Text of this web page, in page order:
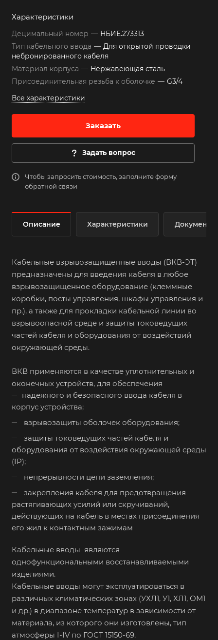
Характеристики
Децимальный номер — НБИЕ.273313
Тип кабельного ввода — Для открытой проводки
небронированного кабеля
Материал корпуса — Нержавеющая сталь
Присоединительная резьба к оболочке — G3/4
Все характеристики
Заказать
Задать вопрос
Чтобы запросить стоимость, заполните форму
обратной связи
Описание Характеристики Документы
Кабельные взрывозащищенные вводы (ВКВ-ЭТ)
предназначены для введения кабеля в любое
взрывозащищенное оборудование (клеммные
коробки, посты управления, шкафы управления и
пр.), а также для прокладки кабельной линии во
взрывоопасной среде и защиты токоведущих
частей кабеля и оборудования от воздействий
окружающей среды.
ВКВ применяются в качестве уплотнительных и
оконечных устройств, для обеспечения
надежного и безопасного ввода кабеля в
корпус устройства;
взрывозащиты оболочек оборудования;
защиты токоведущих частей кабеля и
оборудования от воздействия окружающей среды
(IP);
непрерывности цепи заземления;
закрепления кабеля для предотвращения
растягивающих усилий или скручиваний,
действующих на кабель в местах присоединения
его жил к контактным зажимам
Кабельные вводы являются
однофункциональными восстанавливаемыми
изделиями.
Кабельные вводы могут эксплуатироваться в
различных климатических зонах (УХЛ1, У1, ХЛ1, ОМ1
и др.) в диапазоне температур в зависимости от
материала, из которого они изготовлены, тип
атмосферы I-IV по ГОСТ 15150-69.